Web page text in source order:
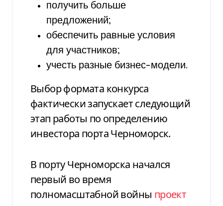
получить больше
предложений;
обеспечить равные условия
для участников;
учесть разные бизнес-модели.
Выбор формата конкурса
фактически запускает следующий
этап работы по определению
инвестора порта Черноморск.
В порту Черноморска начался
первый во время
полномасштабной войны проект